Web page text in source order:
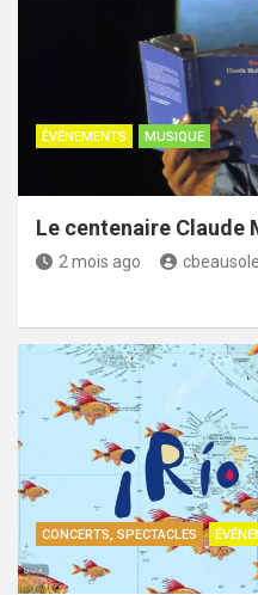
ÉVÉNEMENTS MUSIQUE
Le centenaire Claude
2 mois ago
CONCERTS, SPECTACLES